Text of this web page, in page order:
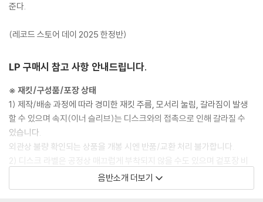
준다.
(레코드 스토어 데이 2025 한정반)
LP 구매시 참고 사항 안내드립니다.
※ 재킷/구성품/포장 상태
1) 제작/배송 과정에 따라 경미한 재킷 주름, 모서리 눌림, 갈라짐이 발생
할 수 있으며 속지(이너 슬리브)는 디스크와의 접촉으로 인해 갈라질 수
있습니다.
외관상 불량 확인되는 상품을 개봉 시엔 반품/교환 처리 불가합니다.
2) 디스크 라벨은 공정상 매끄럽게 부착되지 않을 수도 있으며 겉포장 비
닐은 품질보증대상이 아닙니다.
3) 일본 제작 LP는 대부분 겉비닐이 밀봉되어 있지 않습니다.
음반소개 더보기